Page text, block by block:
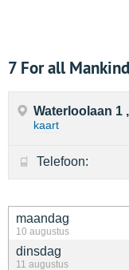
7 For all Mankind
maandag
10 augustus
dinsdag
11 augustus
Waterloolaan 1
kaart
Telefoon: